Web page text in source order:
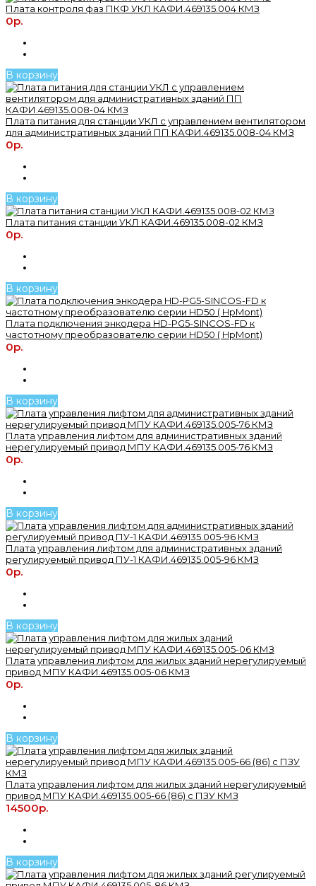
Плата контроля фаз ПКФ УКЛ КАФИ.469135.004 КМЗ
0р.
В корзину
Плата питания для станции УКЛ с управлением вентилятором
для административных зданий ПП КАФИ.469135.008-04 КМЗ
0р.
В корзину
Плата питания станции УКЛ КАФИ.469135.008-02 КМЗ
0р.
В корзину
Плата подключения энкодера HD-PG5-SINCOS-FD к
частотному преобразователю серии HD50 ( HpMont)
0р.
В корзину
Плата управления лифтом для административных зданий
нерегулируемый привод МПУ КАФИ.469135.005-76 КМЗ
0р.
В корзину
Плата управления лифтом для административных зданий
регулируемый привод ПУ-1 КАФИ.469135.005-96 КМЗ
0р.
В корзину
Плата управления лифтом для жилых зданий нерегулируемый
привод МПУ КАФИ.469135.005-06 КМЗ
0р.
В корзину
Плата управления лифтом для жилых зданий нерегулируемый
привод МПУ КАФИ.469135.005-66 (86) с ПЗУ КМЗ
14500р.
В корзину